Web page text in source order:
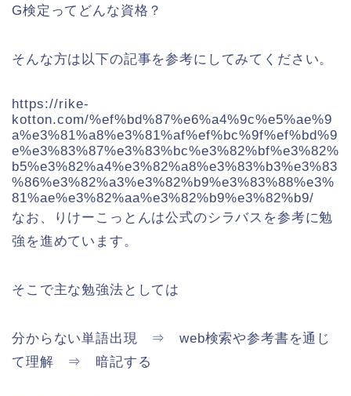
G検定ってどんな資格？
そんな方は以下の記事を参考にしてみてください。
https://rike-
kotton.com/%ef%bd%87%e6%a4%9c%e5%ae%9
a%e3%81%a8%e3%81%af%ef%bc%9f%ef%bd%9
e%e3%83%87%e3%83%bc%e3%82%bf%e3%82%
b5%e3%82%a4%e3%82%a8%e3%83%b3%e3%83
%86%e3%82%a3%e3%82%b9%e3%83%88%e3%
81%ae%e3%82%aa%e3%82%b9%e3%82%b9/
なお、りけーこっとんは公式のシラバスを参考に勉
強を進めています。
そこで主な勉強法としては
分からない単語出現 ⇒ web検索や参考書を通じ
て理解 ⇒ 暗記する